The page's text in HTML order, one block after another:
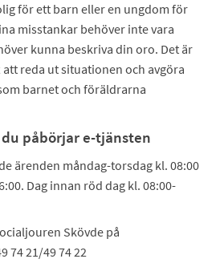
för ett barn eller en ungdom för
misstankar behöver inte vara
kunna beskriva din oro. Det är
reda ut situationen och avgöra
barnet och föräldrarna
påbörjar e-tjänsten
ärenden måndag-torsdag kl. 08:00
Dag innan röd dag kl. 08:00-
Skövde på
74 21/49 74 22